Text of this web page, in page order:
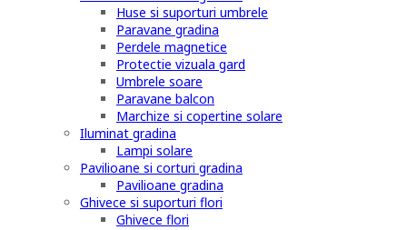
Huse si suporturi umbrele
Paravane gradina
Perdele magnetice
Protectie vizuala gard
Umbrele soare
Paravane balcon
Marchize si copertine solare
Iluminat gradina
Lampi solare
Pavilioane si corturi gradina
Pavilioane gradina
Ghivece si suporturi flori
Ghivece flori